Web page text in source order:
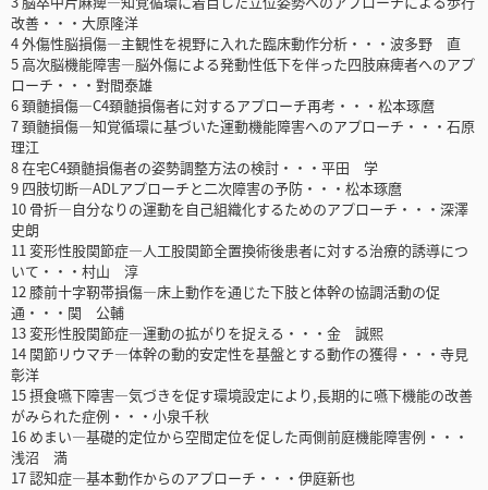
改善・・・大原隆洋
4 外傷性脳損傷―主観性を視野に入れた臨床動作分析・・・波多野 直
5 高次脳機能障害―脳外傷による発動性低下を伴った四肢麻痺者へのアプ
ローチ・・・對間泰雄
6 頚髄損傷―C4頚髄損傷者に対するアプローチ再考・・・松本琢麿
7 頚髄損傷―知覚循環に基づいた運動機能障害へのアプローチ・・・石原
理江
8 在宅C4頚髄損傷者の姿勢調整方法の検討・・・平田 学
9 四肢切断―ADLアプローチと二次障害の予防・・・松本琢麿
10 骨折―自分なりの運動を自己組織化するためのアプローチ・・・深澤
史朗
11 変形性股関節症―人工股関節全置換術後患者に対する治療的誘導につ
いて・・・村山 淳
12 膝前十字靭帯損傷―床上動作を通じた下肢と体幹の協調活動の促
通・・・関 公輔
13 変形性股関節症―運動の拡がりを捉える・・・金 誠熙
14 関節リウマチ―体幹の動的安定性を基盤とする動作の獲得・・・寺見
彰洋
15 摂食嚥下障害―気づきを促す環境設定により,長期的に嚥下機能の改善
がみられた症例・・・小泉千秋
16 めまい―基礎的定位から空間定位を促した両側前庭機能障害例・・・
浅沼 満
17 認知症―基本動作からのアプローチ・・・伊庭新也